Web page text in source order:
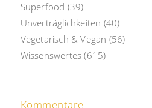
Superfood (39)
Unverträglichkeiten (40)
Vegetarisch & Vegan (56)
Wissenswertes (615)
Kommentare